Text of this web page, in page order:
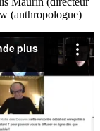
(anthropologue)